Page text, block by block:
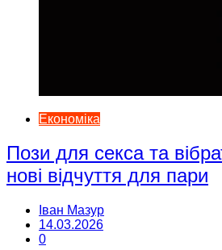
Економіка
Пози для секса та
нові відчуття для пари
Іван Мазур
14.03.2026
0